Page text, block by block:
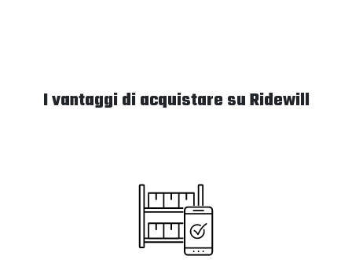
I vantaggi di acquistare su Ridewill